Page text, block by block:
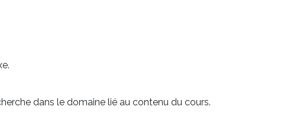
dans le domaine lié au contenu du cours.